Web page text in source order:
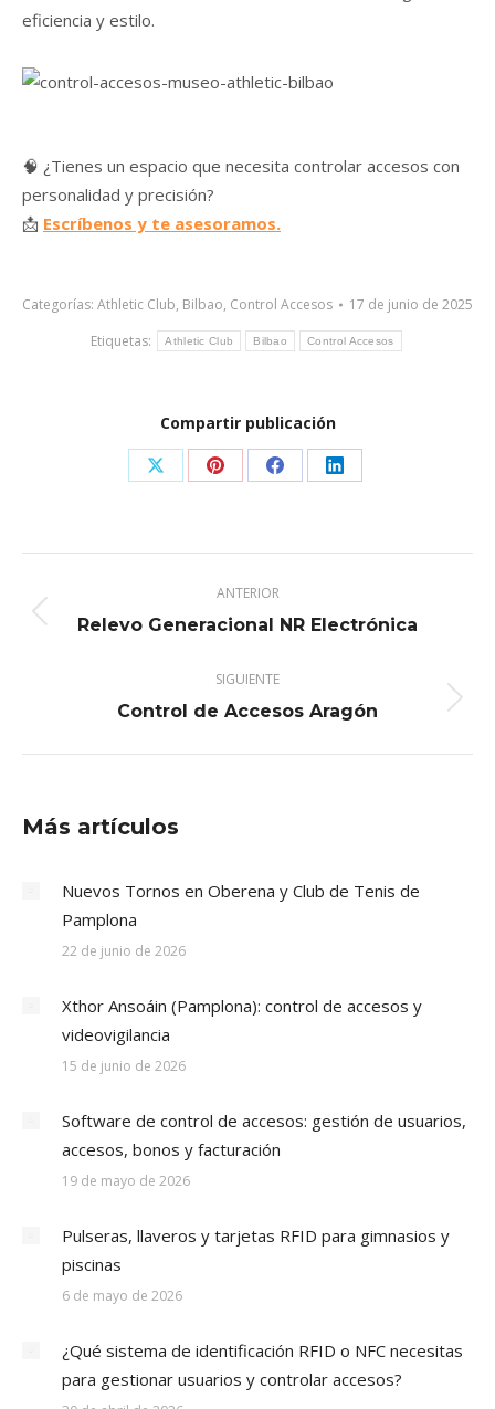
eficiencia y estilo.
🧠 ¿Tienes un espacio que necesita controlar accesos con
personalidad y precisión?
📩 Escríbenos y te asesoramos.
Categorías: Athletic Club, Bilbao, Control Accesos
17 de junio de 2025
Etiquetas:
Athletic Club Bilbao Control Accesos
Compartir publicación
Compartir
X
Compartir
Pinterest
Compartir
Facebook
Compartir
LinkedIn
entre
ANTERIOR
Publicación
Relevo Generacional NR Electrónica
SIGUIENTE
Publicación
Control de Accesos Aragón
Más artículos
Nuevos Tornos en Oberena y Club de Tenis de
Pamplona
22 de junio de 2026
Xthor Ansoáin (Pamplona): control de accesos y
videovigilancia
15 de junio de 2026
Software de control de accesos: gestión de usuarios,
accesos, bonos y facturación
19 de mayo de 2026
Pulseras, llaveros y tarjetas RFID para gimnasios y
piscinas
6 de mayo de 2026
¿Qué sistema de identificación RFID o NFC necesitas
para gestionar usuarios y controlar accesos?